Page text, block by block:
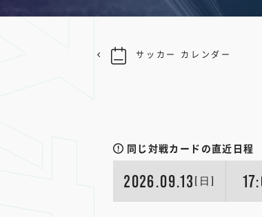
同じ対戦カードの直近日程
2026.09.13 [日]
サッカー カレンダー